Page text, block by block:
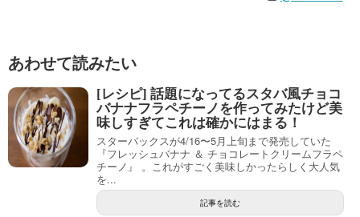
あわせて読みたい
[レシピ] 話題になってるスタバ風チョコ
バナナフラペチーノを作ってみたけど美
味しすぎてこれは確かにはまる！
スターバックスが4/16〜5月上旬まで発売していた
『フレッシュバナナ ＆ チョコレートクリームフラペ
チーノ』 。これがすごく美味しかったらしく大人気
を...
記事を読む